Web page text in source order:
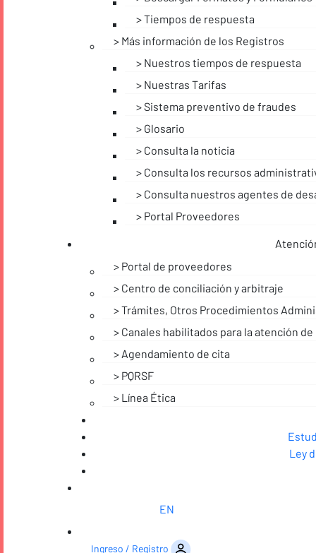
Tiempos de respuesta
Más información de los Registros
Nuestros tiempos de respuesta
Nuestras Tarifas
Sistema preventivo de fraudes
Glosario
Consulta la noticia
Consulta los recursos
Consulta nuestros agentes de
Portal Proveedores
Portal de proveedores
Centro de conciliación y arbitraje
Trámites, Otros Procedimientos
Canales habilitados para la atención de
Agendamiento de cita
PQRSF
Línea Ética
Ley
EN
Ingreso / Registro